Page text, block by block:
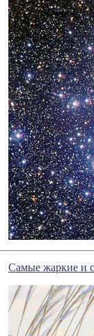
Самые жаркие и